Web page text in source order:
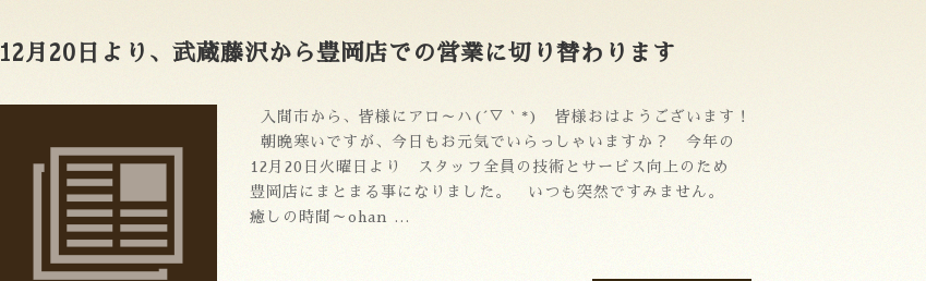
12月20日より、武蔵藤沢から豊岡店での営業に切り替わります
入間市から、皆様にアロ～ハ(´▽｀*) 皆様おはようございます！
朝晩寒いですが、今日もお元気でいらっしゃいますか？ 今年の
12月20日火曜日より スタッフ全員の技術とサービス向上のため
豊岡店にまとまる事になりました。 いつも突然ですみません。
癒しの時間～ohan …